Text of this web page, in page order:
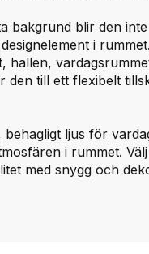
bakgrund blir den
i
hallen,
den till ett flexibelt
ljus för
i rummet.
med snygg och